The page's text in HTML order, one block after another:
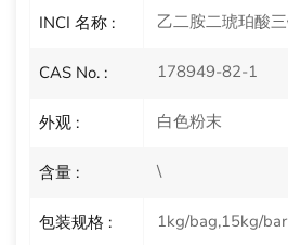
INCI 名称 : 乙二胺二琥珀酸
CAS No. : 178949-82-1
外观 : 白色粉末
含量 : \
包装规格 : 1kg/bag,15kg/